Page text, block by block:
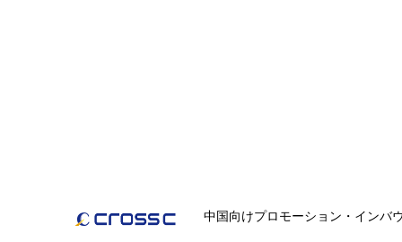
中国向けプロモーション・インバ